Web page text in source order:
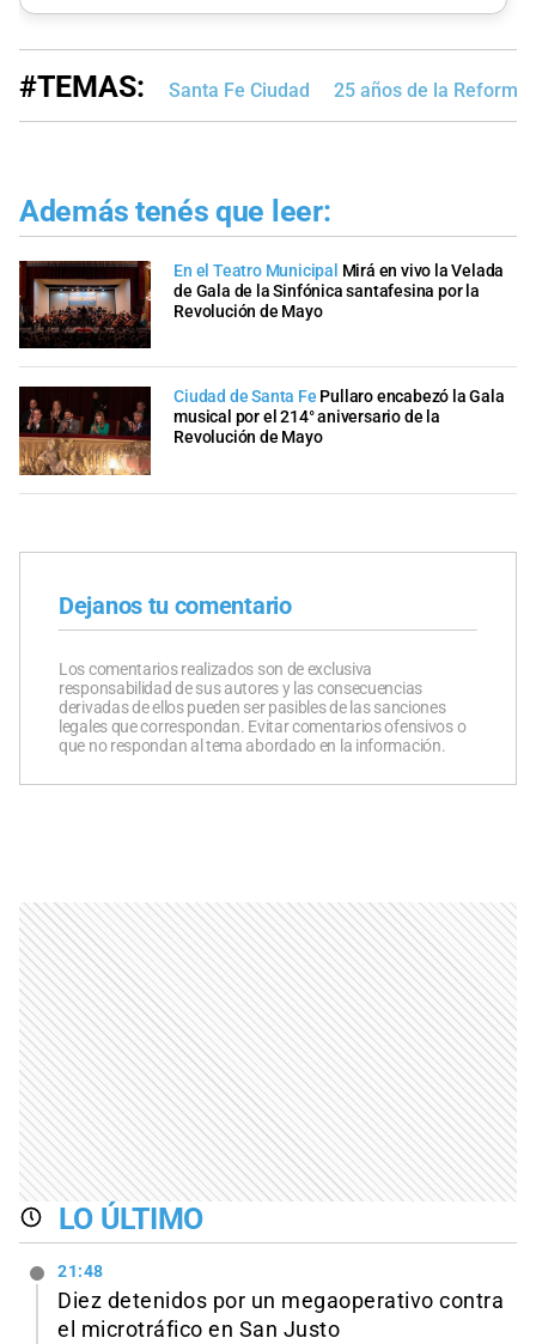
#TEMAS: Santa Fe Ciudad 25 años de la Reforma
Además tenés que leer:
En el Teatro Municipal Mirá en vivo la Velada
de Gala de la Sinfónica santafesina por la
Revolución de Mayo
Ciudad de Santa Fe Pullaro encabezó la Gala
musical por el 214° aniversario de la
Revolución de Mayo
Dejanos tu comentario
Los comentarios realizados son de exclusiva
responsabilidad de sus autores y las consecuencias
derivadas de ellos pueden ser pasibles de las sanciones
legales que correspondan. Evitar comentarios ofensivos o
que no respondan al tema abordado en la información.
LO ÚLTIMO
21:48
Diez detenidos por un megaoperativo contra
el microtráfico en San Justo